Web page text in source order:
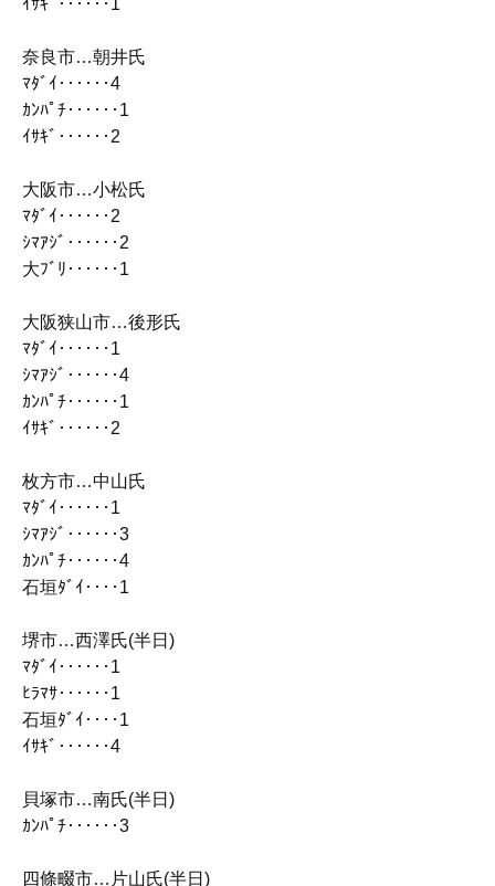
奈良市…朝井氏
ﾏﾀﾞｲ‥‥‥4
ｶﾝﾊﾟﾁ‥‥‥1
ｲｻｷﾞ‥‥‥2
大阪市…小松氏
ﾏﾀﾞｲ‥‥‥2
ｼﾏｱｼﾞ‥‥‥2
大ﾌﾞﾘ‥‥‥1
大阪狭山市…後形氏
ﾏﾀﾞｲ‥‥‥1
ｼﾏｱｼﾞ‥‥‥4
ｶﾝﾊﾟﾁ‥‥‥1
ｲｻｷﾞ‥‥‥2
枚方市…中山氏
ﾏﾀﾞｲ‥‥‥1
ｼﾏｱｼﾞ‥‥‥3
ｶﾝﾊﾟﾁ‥‥‥4
石垣ﾀﾞｲ‥‥1
堺市…西澤氏(半日)
ﾏﾀﾞｲ‥‥‥1
ﾋﾗﾏｻ‥‥‥1
石垣ﾀﾞｲ‥‥1
ｲｻｷﾞ‥‥‥4
貝塚市…南氏(半日)
ｶﾝﾊﾟﾁ‥‥‥3
四條畷市…片山氏(半日)